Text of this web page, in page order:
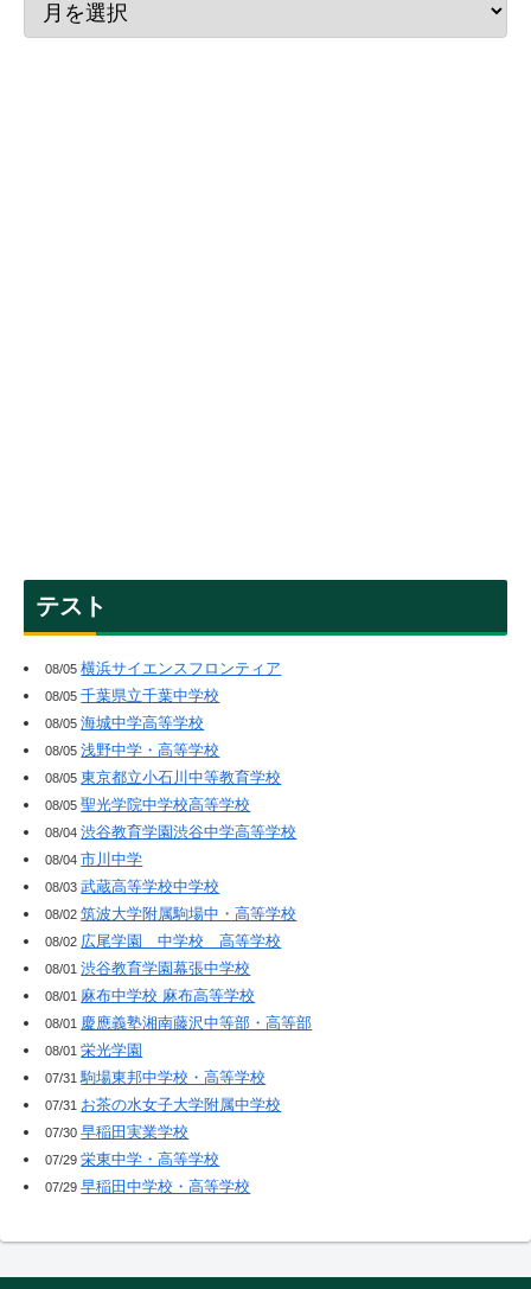
テスト
08/05横浜サイエンスフロンティア
08/05千葉県立千葉中学校
08/05海城中学高等学校
08/05浅野中学・高等学校
08/05東京都立小石川中等教育学校
08/05聖光学院中学校高等学校
08/04渋谷教育学園渋谷中学高等学校
08/04市川中学
08/03武蔵高等学校中学校
08/02筑波大学附属駒場中・高等学校
08/02 広尾学園 中学校 高等学校
08/01渋谷教育学園幕張中学校
08/01 麻布中学校 麻布高等学校
08/01 慶應義塾湘南藤沢中等部・高等部
08/01栄光学園
07/31駒場東邦中学校・高等学校
07/31 お茶の水女子大学附属中学校
07/30早稲田実業学校
07/29栄東中学・高等学校
07/29早稲田中学校・高等学校